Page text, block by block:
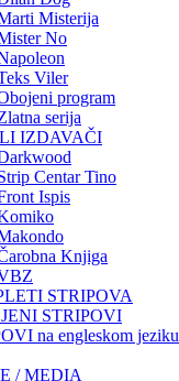
Misterija
No
Viler
program
serija
IZDAVAČI
Centar Tino
Ispis
Knjiga
STRIPOVA
STRIPOVI
na engleskom jeziku
/ MEDIA